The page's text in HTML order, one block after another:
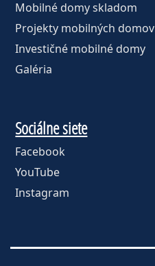
Mobilné domy skladom
Projekty mobilných domov
Investičné mobilné domy
Galéria
Sociálne siete
Facebook
YouTube
Instagram